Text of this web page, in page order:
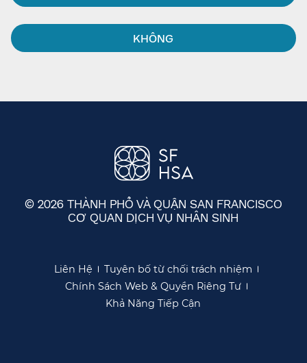
KHÔNG​​
© 2026 THÀNH PHỐ VÀ QUẬN SAN FRANCISCO
CƠ QUAN DỊCH VỤ NHÂN SINH
Liên Hệ​​
Tuyên bố từ chối trách nhiệm​​
Chính Sách Web & Quyền Riêng Tư​​
Khả Năng Tiếp Cận​​